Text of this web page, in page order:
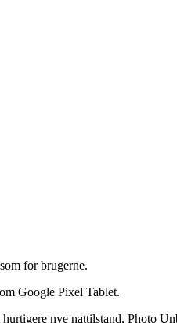
for brugerne.
Google Pixel Tablet.
nye nattilstand, Photo